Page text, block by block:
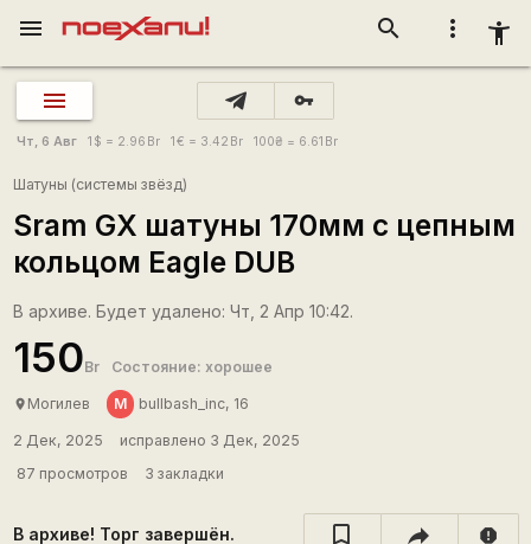
more_vert accessibility_new
search
menu
vpn_key
Чт, 6 Авг 1 $ = 2.96 Br 1€ = 3.42 Br 100₴ = 6.61 Br
Шатуны (системы звёзд)
Sram GX шатуны 170мм с цепным
кольцом Eagle DUB
В архиве. Будет удалено: Чт, 2 Апр 10:42.
150Br Состояние: хорошее
place Могилев М bullbash_inc, 16
2 Дек, 2025
исправлено 3 Дек, 2025
87 просмотров
3 закладки
В архиве! Торг завершён. report